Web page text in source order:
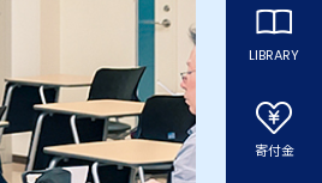
LIBRARY
寄付金